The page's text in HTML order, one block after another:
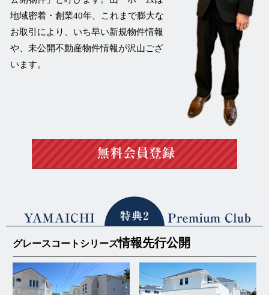
地域密着・創業40年、これまで膨大な
お取引により、いち早い新規物件情報
や、未公開不動産物件情報が沢山ござ
います。
グレースコートシリーズ情報先行公開